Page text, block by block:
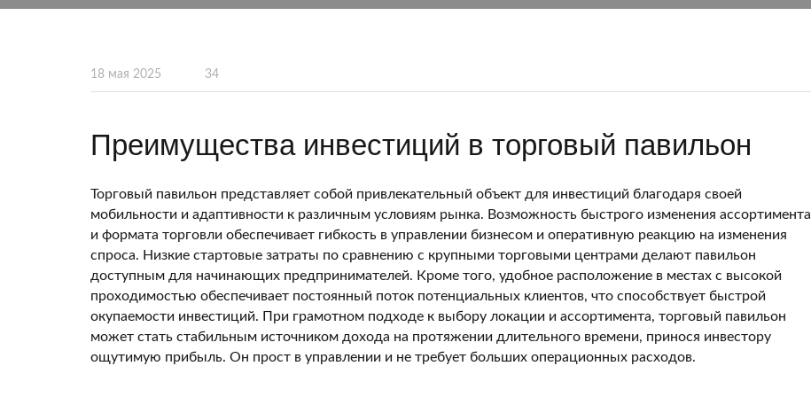
18 мая 2025 34
Преимущества инвестиций в торговый павильон
Торговый павильон представляет собой привлекательный объект для инвестиций благодаря своей
мобильности и адаптивности к различным условиям рынка. Возможность быстрого изменения ассортимента
и формата торговли обеспечивает гибкость в управлении бизнесом и оперативную реакцию на изменения
спроса. Низкие стартовые затраты по сравнению с крупными торговыми центрами делают павильон
доступным для начинающих предпринимателей. Кроме того, удобное расположение в местах с высокой
проходимостью обеспечивает постоянный поток потенциальных клиентов, что способствует быстрой
окупаемости инвестиций. При грамотном подходе к выбору локации и ассортимента, торговый павильон
может стать стабильным источником дохода на протяжении длительного времени, принося инвестору
ощутимую прибыль. Он прост в управлении и не требует больших операционных расходов.